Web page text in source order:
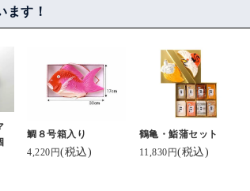
ます！
鯛８号箱入り
4,220円(税込)
鶴亀・鮨蒲セット
11,830円(税込)